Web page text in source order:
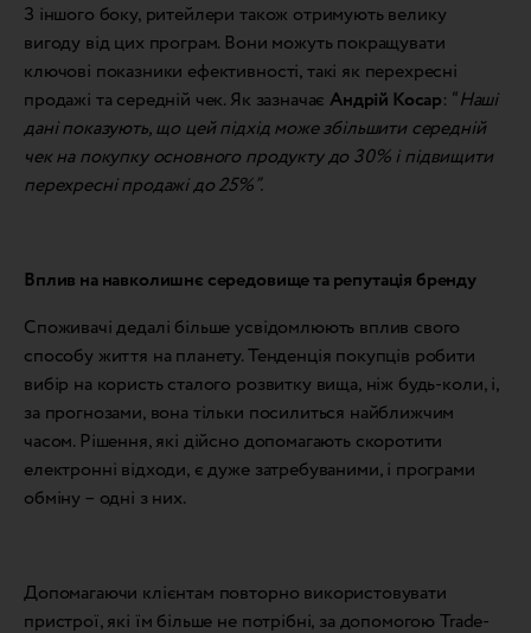
З іншого боку, ритейлери також отримують велику
вигоду від цих програм. Вони можуть покращувати
ключові показники ефективності, такі як перехресні
продажі та середній чек. Як зазначаєАндрій Косар: “Наші
дані показують, що цей підхід може збільшити середній
чек на покупку основного продукту до 30% і підвищити
перехресні продажі до 25%”.
Вплив на навколишнє середовище та репутація бренду
Споживачі дедалі більше усвідомлюють вплив свого
способу життя на планету. Тенденція покупців робити
вибір на користь сталого розвитку вища, ніж будь-коли, і,
за прогнозами, вона тільки посилиться найближчим
часом. Рішення, які дійсно допомагають скоротити
електронні відходи, є дуже затребуваними, і програми
обміну – одні з них.
Допомагаючи клієнтам повторно використовувати
пристрої, які їм більше не потрібні, за допомогою Trade-